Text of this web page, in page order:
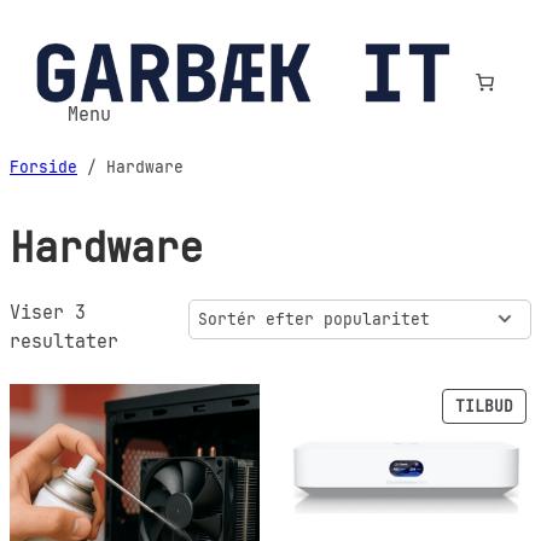
til
indhold
Menu
Forside / Hardware
Hardware
Viser 3
resultater Sorteret
popularitet
TILBUD
PÅ